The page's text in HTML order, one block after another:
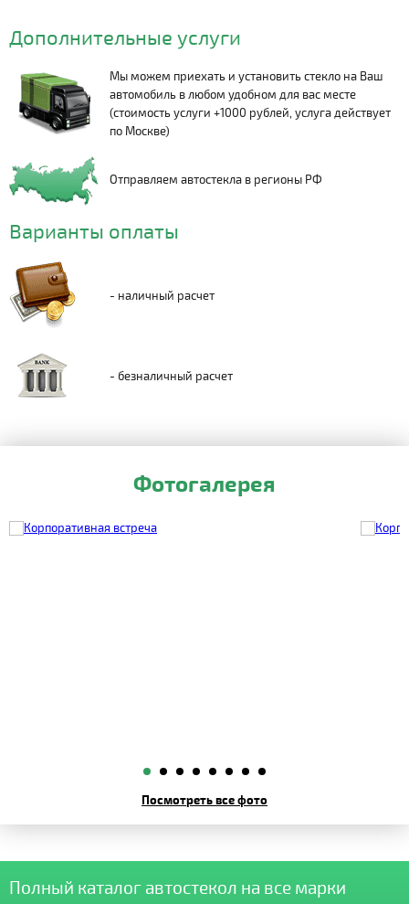
Дополнительные услуги
Мы можем приехать и установить стекло на Ваш
автомобиль в любом удобном для вас месте
(стоимость услуги +1000 рублей, услуга действует
по Москве)
Отправляем автостекла в регионы РФ
Варианты оплаты
- наличный расчет
- безналичный расчет
Фотогалерея
Посмотреть все фото
Полный каталог автостекол на все марки